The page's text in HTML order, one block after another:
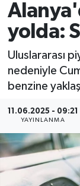
yolda:
Uluslararası
nedeniyle
benzine
11.06.2025 - 09:21
YAYINLANMA
Spor
Ekonomi
Tüm
Haber